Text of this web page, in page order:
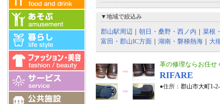
▼地域で絞込み
郡山駅周辺 ｜ 朝日・桑野・西ノ内 ｜ 菜根
富田・郡山IC方面 ｜ 湖南・磐梯熱海 ｜ 大
革の修理ならお任せ
RIFARE
●住所： 郡山市大町1-